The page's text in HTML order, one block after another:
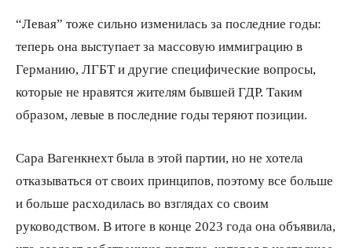
“Левая” тоже сильно изменилась за последние годы:
теперь она выступает за массовую иммиграцию в
Германию, ЛГБТ и другие специфические вопросы,
которые не нравятся жителям бывшей ГДР. Таким
образом, левые в последние годы теряют позиции.
Сара Вагенкнехт была в этой партии, но не хотела
отказываться от своих принципов, поэтому все больше
и больше расходилась во взглядах со своим
руководством. В итоге в конце 2023 года она объявила,